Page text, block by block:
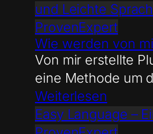
und Leichte
ProvenExpert
Wie werden von
Von mir erstellte
eine Methode um
Weiterlesen
Easy Language –